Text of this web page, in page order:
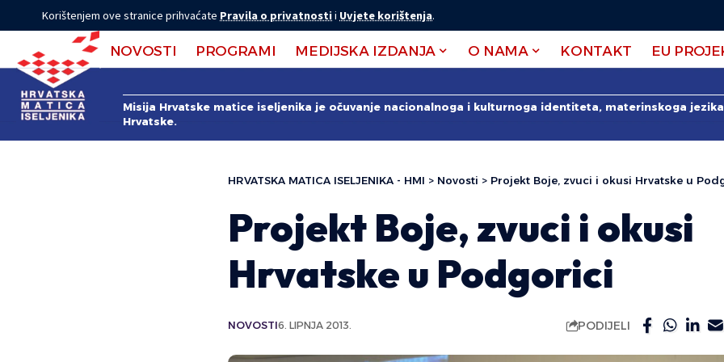
Korištenjem ove stranice prihvaćate Pravila o privatnostii Uvjete korištenja.
NOVOSTI PROGRAMI MEDIJSKA IZDANJA O NAMA KONTAKT EU
Misija Hrvatske matice iseljenika je očuvanje nacionalnoga i kulturnoga identiteta, materinskoga
Hrvatske.
HRVATSKA MATICA ISELJENIKA - HMI > Novosti > Projekt Boje, zvuci i okusi Hrvatske u
Projekt Boje, zvuci i okusi
Hrvatske u Podgorici
NOVOSTI6. LIPNJA 2013. PODIJELI